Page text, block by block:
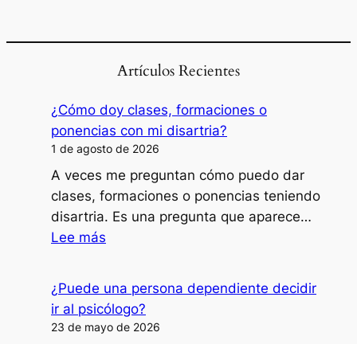
Artículos Recientes
¿Cómo doy clases, formaciones o
ponencias con mi disartria?
1 de agosto de 2026
A veces me preguntan cómo puedo dar
clases, formaciones o ponencias teniendo
disartria. Es una pregunta que aparece…
Lee más
clases,
formaciones
¿Puede una persona dependiente decidir
ir al psicólogo?
23 de mayo de 2026